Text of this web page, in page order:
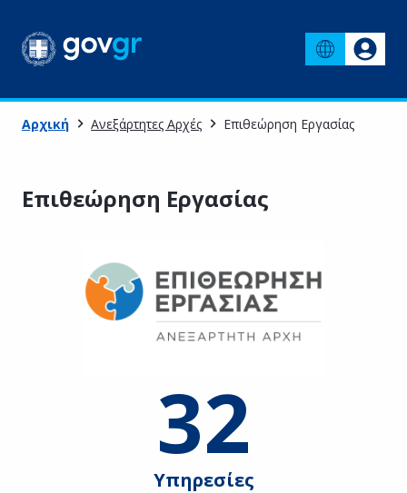
Αρχική Ανεξάρτητες Αρχές Επιθεώρηση Εργασίας
Επιθεώρηση Εργασίας
32
Υπηρεσίες